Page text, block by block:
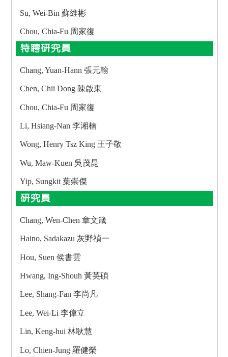
Su, Wei-Bin 蘇維彬
Chou, Chia-Fu 周家復
特聘研究員
Chang, Yuan-Hann 張元翰
Chen, Chii Dong 陳啟東
Chou, Chia-Fu 周家復
Li, Hsiang-Nan 李湘楠
Wong, Henry Tsz King 王子敬
Wu, Maw-Kuen 吳茂昆
Yip, Sungkit 葉崇傑
研究員
Chang, Wen-Chen 章文箴
Haino, Sadakazu 灰野禎一
Hou, Suen 侯書雲
Hwang, Ing-Shouh 黃英碩
Lee, Shang-Fan 李尚凡
Lee, Wei-Li 李偉立
Lin, Keng-hui 林耿慧
Lo, Chien-Jung 羅健榮